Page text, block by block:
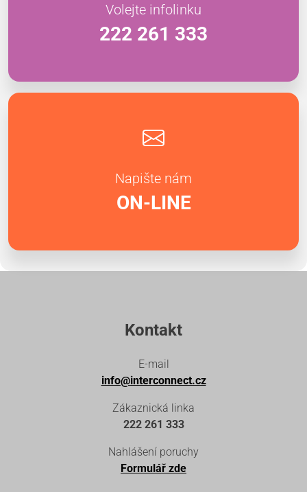
Volejte infolinku
222 261 333
Napište nám
ON-LINE
Kontakt
E-mail
info@interconnect.cz
Zákaznická linka
222 261 333
Nahlášení poruchy
Formulář zde